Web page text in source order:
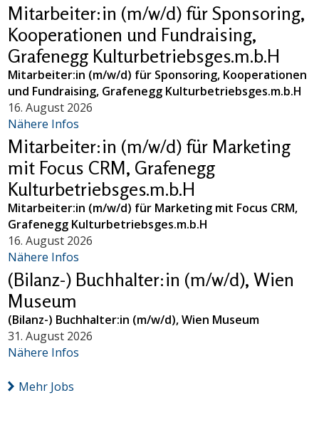
Mitarbeiter:in (m/w/d) für Sponsoring,
Kooperationen und Fundraising,
Grafenegg Kulturbetriebsges.m.b.H
Mitarbeiter:in (m/w/d) für Sponsoring, Kooperationen
und Fundraising, Grafenegg Kulturbetriebsges.m.b.H
16. August 2026
Nähere Infos
Mitarbeiter:in (m/w/d) für Marketing
mit Focus CRM, Grafenegg
Kulturbetriebsges.m.b.H
Mitarbeiter:in (m/w/d) für Marketing mit Focus CRM,
Grafenegg Kulturbetriebsges.m.b.H
16. August 2026
Nähere Infos
(Bilanz-) Buchhalter:in (m/w/d), Wien
Museum
(Bilanz-) Buchhalter:in (m/w/d), Wien Museum
31. August 2026
Nähere Infos
Mehr Jobs